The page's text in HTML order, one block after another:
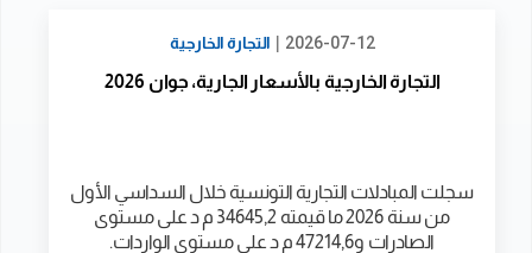
2026-07-12
| التجارة الخارجية
التجارة الخارجية بالأسعار الجارية، جوان 2026
سجلت المبادلات التجارية التونسية خلال السداسي الأول
من سنة 2026 ما قيمته 34645,2 م د على مستوى
الصادرات و47214,6 م د على مستوى الواردات.